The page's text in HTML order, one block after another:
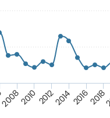
20082010 2012201420162018